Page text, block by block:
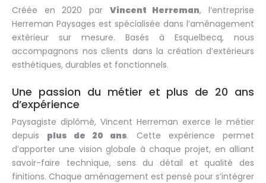
Créée en 2020 par Vincent Herreman, l’entreprise
Herreman Paysages est spécialisée dans l’aménagement
extérieur sur mesure. Basés à Esquelbecq, nous
accompagnons nos clients dans la création d’extérieurs
esthétiques, durables et fonctionnels.
Une passion du métier et plus de 20 ans
d’expérience
Paysagiste diplômé, Vincent Herreman exerce le métier
depuis plus de 20 ans. Cette expérience permet
d’apporter une vision globale à chaque projet, en alliant
savoir-faire technique, sens du détail et qualité des
finitions. Chaque aménagement est pensé pour s’intégrer